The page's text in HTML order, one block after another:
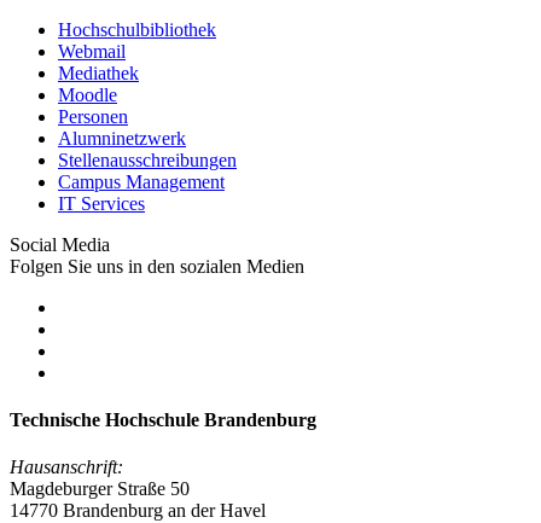
Hochschulbibliothek
Webmail
Mediathek
Moodle
Personen
Alumninetzwerk
Stellenausschreibungen
Campus Management
IT Services
Social Media
Folgen Sie uns in den sozialen Medien
Technische Hochschule Brandenburg
Hausanschrift:
Magdeburger Straße 50
14770 Brandenburg an der Havel